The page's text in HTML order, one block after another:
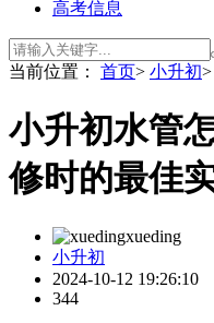
高考信息
当前位置： 首页> 小升初
小升初水管
修时的最佳
xueding
小升初
2024-10-12 19:26:10
344